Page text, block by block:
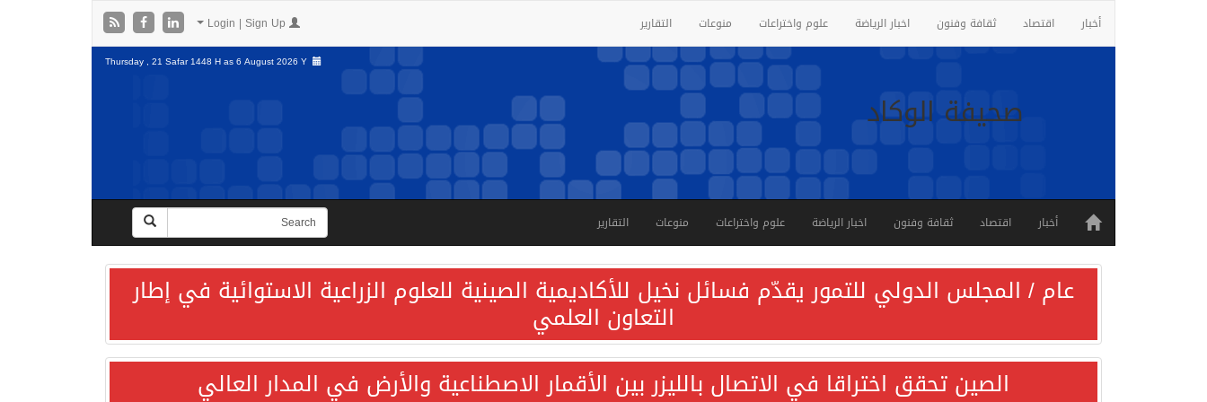
أخبار اقتصاد ثقافة وفنون اخبار الرياضة علوم واختراعات منوعات التقارير
صحيفة الوكاد
Thursday , 21 Safar 1448 H as6 August 2026 Y
أخبار اقتصاد ثقافة وفنون اخبار الرياضة علوم واختراعات منوعات التقارير
عام / المجلس الدولي للتمور يقدّم فسائل نخيل للأكاديمية الصينية للعلوم الزراعية الاستوائية في إطار
التعاون العلمي
الصين تحقق اختراقا في الاتصال بالليزر بين الأقمار الاصطناعية والأرض في المدار العالي